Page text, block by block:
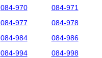
084-970
084-971
084-977
084-978
084-984
084-986
084-994
084-998